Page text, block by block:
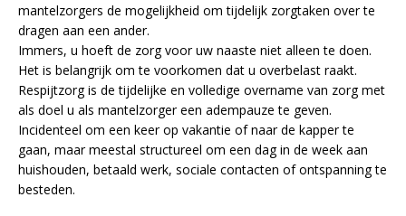
mantelzorgers de mogelijkheid om tijdelijk zorgtaken over te
dragen aan een ander.
Immers, u hoeft de zorg voor uw naaste niet alleen te doen.
Het is belangrijk om te voorkomen dat u overbelast raakt.
Respijtzorg is de tijdelijke en volledige overname van zorg met
als doel u als mantelzorger een adempauze te geven.
Incidenteel om een keer op vakantie of naar de kapper te
gaan, maar meestal structureel om een dag in de week aan
huishouden, betaald werk, sociale contacten of ontspanning te
besteden.